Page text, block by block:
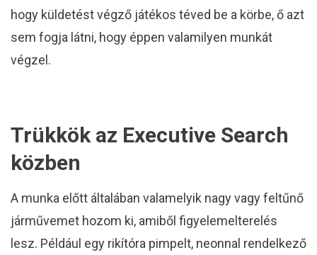
hogy küldetést végző játékos téved be a körbe, ő azt
sem fogja látni, hogy éppen valamilyen munkát
végzel.
Trükkök az Executive Search
közben
A munka előtt általában valamelyik nagy vagy feltűnő
járművemet hozom ki, amiből figyelemelterelés
lesz. Például egy rikítóra pimpelt, neonnal rendelkező